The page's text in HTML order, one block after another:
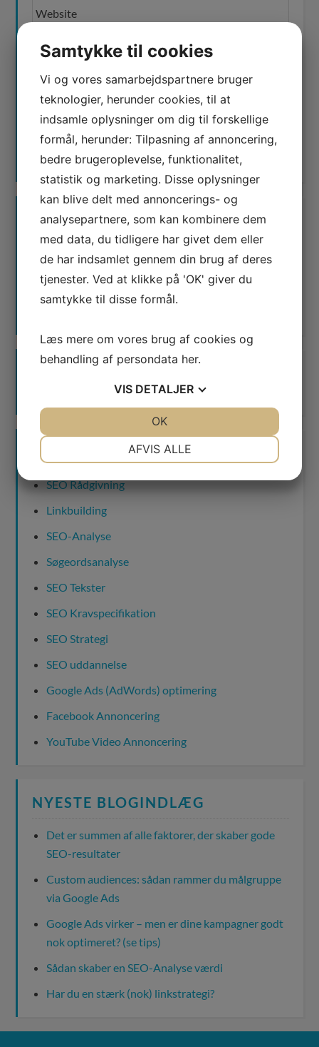
Jeg er ikke en robot
Waimea er certificeret
Google AdWords Premier Partner
PRODUKTER & SERVICES
SEO Rådgivning
Linkbuilding
SEO-Analyse
Søgeordsanalyse
SEO Tekster
SEO Kravspecifikation
SEO Strategi
SEO uddannelse
Google Ads (AdWords) optimering
Facebook Annoncering
YouTube Video Annoncering
NYESTE BLOGINDLÆG
Det er summen af alle faktorer, der skaber gode
SEO-resultater
Custom audiences: sådan rammer du målgruppe
via Google Ads
Google Ads virker – men er dine kampagner godt
nok optimeret? (se tips)
Sådan skaber en SEO-Analyse værdi
Har du en stærk (nok) linkstrategi?
Samtykke til cookies
Vi og vores samarbejdspartnere bruger
teknologier, herunder cookies, til at
indsamle oplysninger om dig til forskellige
formål, herunder: Tilpasning af annoncering,
bedre brugeroplevelse, funktionalitet,
statistik og marketing. Disse oplysninger
kan blive delt med annoncerings- og
analysepartnere, som kan kombinere dem
med data, du tidligere har givet dem eller
de har indsamlet gennem din brug af deres
tjenester. Ved at klikke på 'OK' giver du
samtykke til disse formål.
Læs mere om vores brug af cookies og
behandling af persondata her.
VIS DETALJER
MARKETING
AFVIS ALLE
OK